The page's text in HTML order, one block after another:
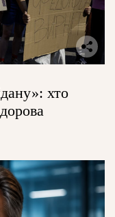
хто